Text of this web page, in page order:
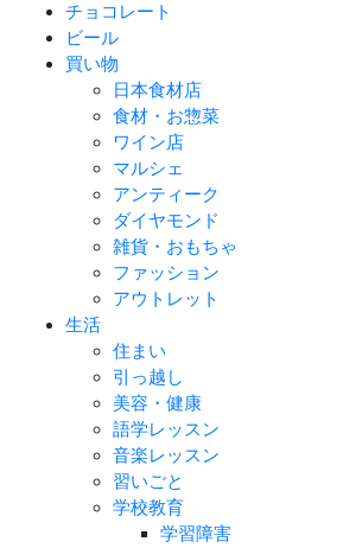
チョコレート
ビール
買い物
日本食材店
食材・お惣菜
ワイン店
マルシェ
アンティーク
ダイヤモンド
雑貨・おもちゃ
ファッション
アウトレット
生活
住まい
引っ越し
美容・健康
語学レッスン
音楽レッスン
習いごと
学校教育
学習障害